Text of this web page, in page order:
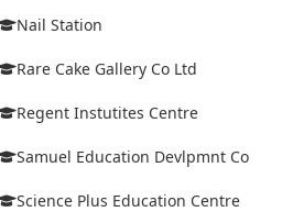
Nail Station
Rare Cake Gallery Co Ltd
Regent Instutites Centre
Samuel Education Devlpmnt Co
Science Plus Education Centre